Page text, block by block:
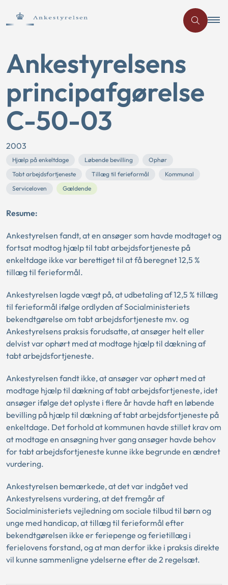
Ankestyrelsens
principafgørelse
C-50-03
2003
Hjælp på enkeltdage Løbende bevilling
Ophør
Tabt arbejdsfortjeneste
Tillæg til ferieformål
Kommunal
Serviceloven
Gældende
Resume:
Ankestyrelsen fandt, at en ansøger som havde modtaget og
fortsat modtog hjælp til tabt arbejdsfortjeneste på
enkeltdage ikke var berettiget til at få beregnet 12,5 %
tillæg til ferieformål.
Ankestyrelsen lagde vægt på, at udbetaling af 12,5 % tillæg
til ferieformål ifølge ordlyden af Socialministeriets
bekendtgørelse om tabt arbejdsfortjeneste mv. og
Ankestyrelsens praksis forudsatte, at ansøger helt eller
delvist var ophørt med at modtage hjælp til dækning af
tabt arbejdsfortjeneste.
Ankestyrelsen fandt ikke, at ansøger var ophørt med at
modtage hjælp til dækning af tabt arbejdsfortjeneste, idet
ansøger ifølge det oplyste i flere år havde haft en løbende
bevilling på hjælp til dækning af tabt arbejdsfortjeneste på
enkeltdage. Det forhold at kommunen havde stillet krav om
at modtage en ansøgning hver gang ansøger havde behov
for tabt arbejdsfortjeneste kunne ikke begrunde en ændret
vurdering.
Ankestyrelsen bemærkede, at det var indgået ved
Ankestyrelsens vurdering, at det fremgår af
Socialministeriets vejledning om sociale tilbud til børn og
unge med handicap, at tillæg til ferieformål efter
bekendtgørelsen ikke er feriepenge og ferietillæg i
ferielovens forstand, og at man derfor ikke i praksis direkte
vil kunne sammenligne ydelserne efter de 2 regelsæt.